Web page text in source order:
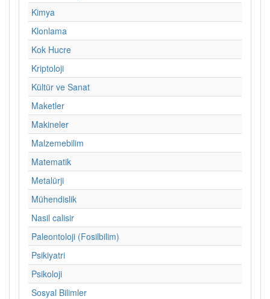
Kimya
Klonlama
Kok Hucre
Kriptoloji
Kültür ve Sanat
Maketler
Makineler
Malzemebilim
Matematik
Metalürji
Mühendislik
Nasil calisir
Paleontoloji (Fosilbilim)
Psikiyatri
Psikoloji
Sosyal Bilimler